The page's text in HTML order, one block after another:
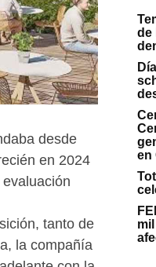
desde
en 2024
tanto de
la compañía
de
en